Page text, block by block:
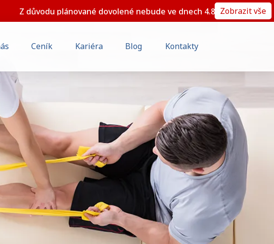
plánované dovolené nebude ve dnech 4.8., 10.8. a 11.8.2026
Zobrazit vše
Ceník Kariéra Blog Kontakty